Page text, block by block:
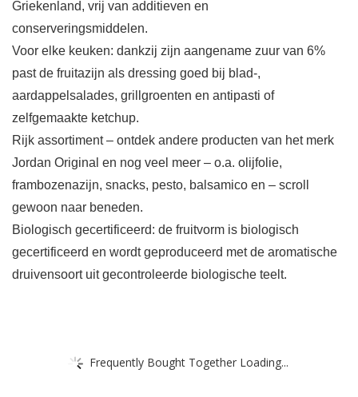
Griekenland, vrij van additieven en
conserveringsmiddelen.
Voor elke keuken: dankzij zijn aangename zuur van 6%
past de fruitazijn als dressing goed bij blad-,
aardappelsalades, grillgroenten en antipasti of
zelfgemaakte ketchup.
Rijk assortiment – ontdek andere producten van het merk
Jordan Original en nog veel meer – o.a. olijfolie,
frambozenazijn, snacks, pesto, balsamico en – scroll
gewoon naar beneden.
Biologisch gecertificeerd: de fruitvorm is biologisch
gecertificeerd en wordt geproduceerd met de aromatische
druivensoort uit gecontroleerde biologische teelt.
Frequently Bought Together Loading...